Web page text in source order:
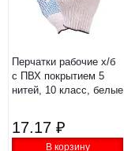
Перчатки рабочие х/б
с ПВХ покрытием 5
нитей, 10 класс, белые
17.17 ₽
В корзину